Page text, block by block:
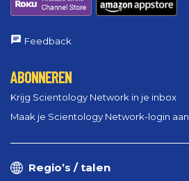
Feedback
ABONNEREN
Krijg Scientology Network in je inbox
Maak je Scientology Network-login aan
Regio’s / talen